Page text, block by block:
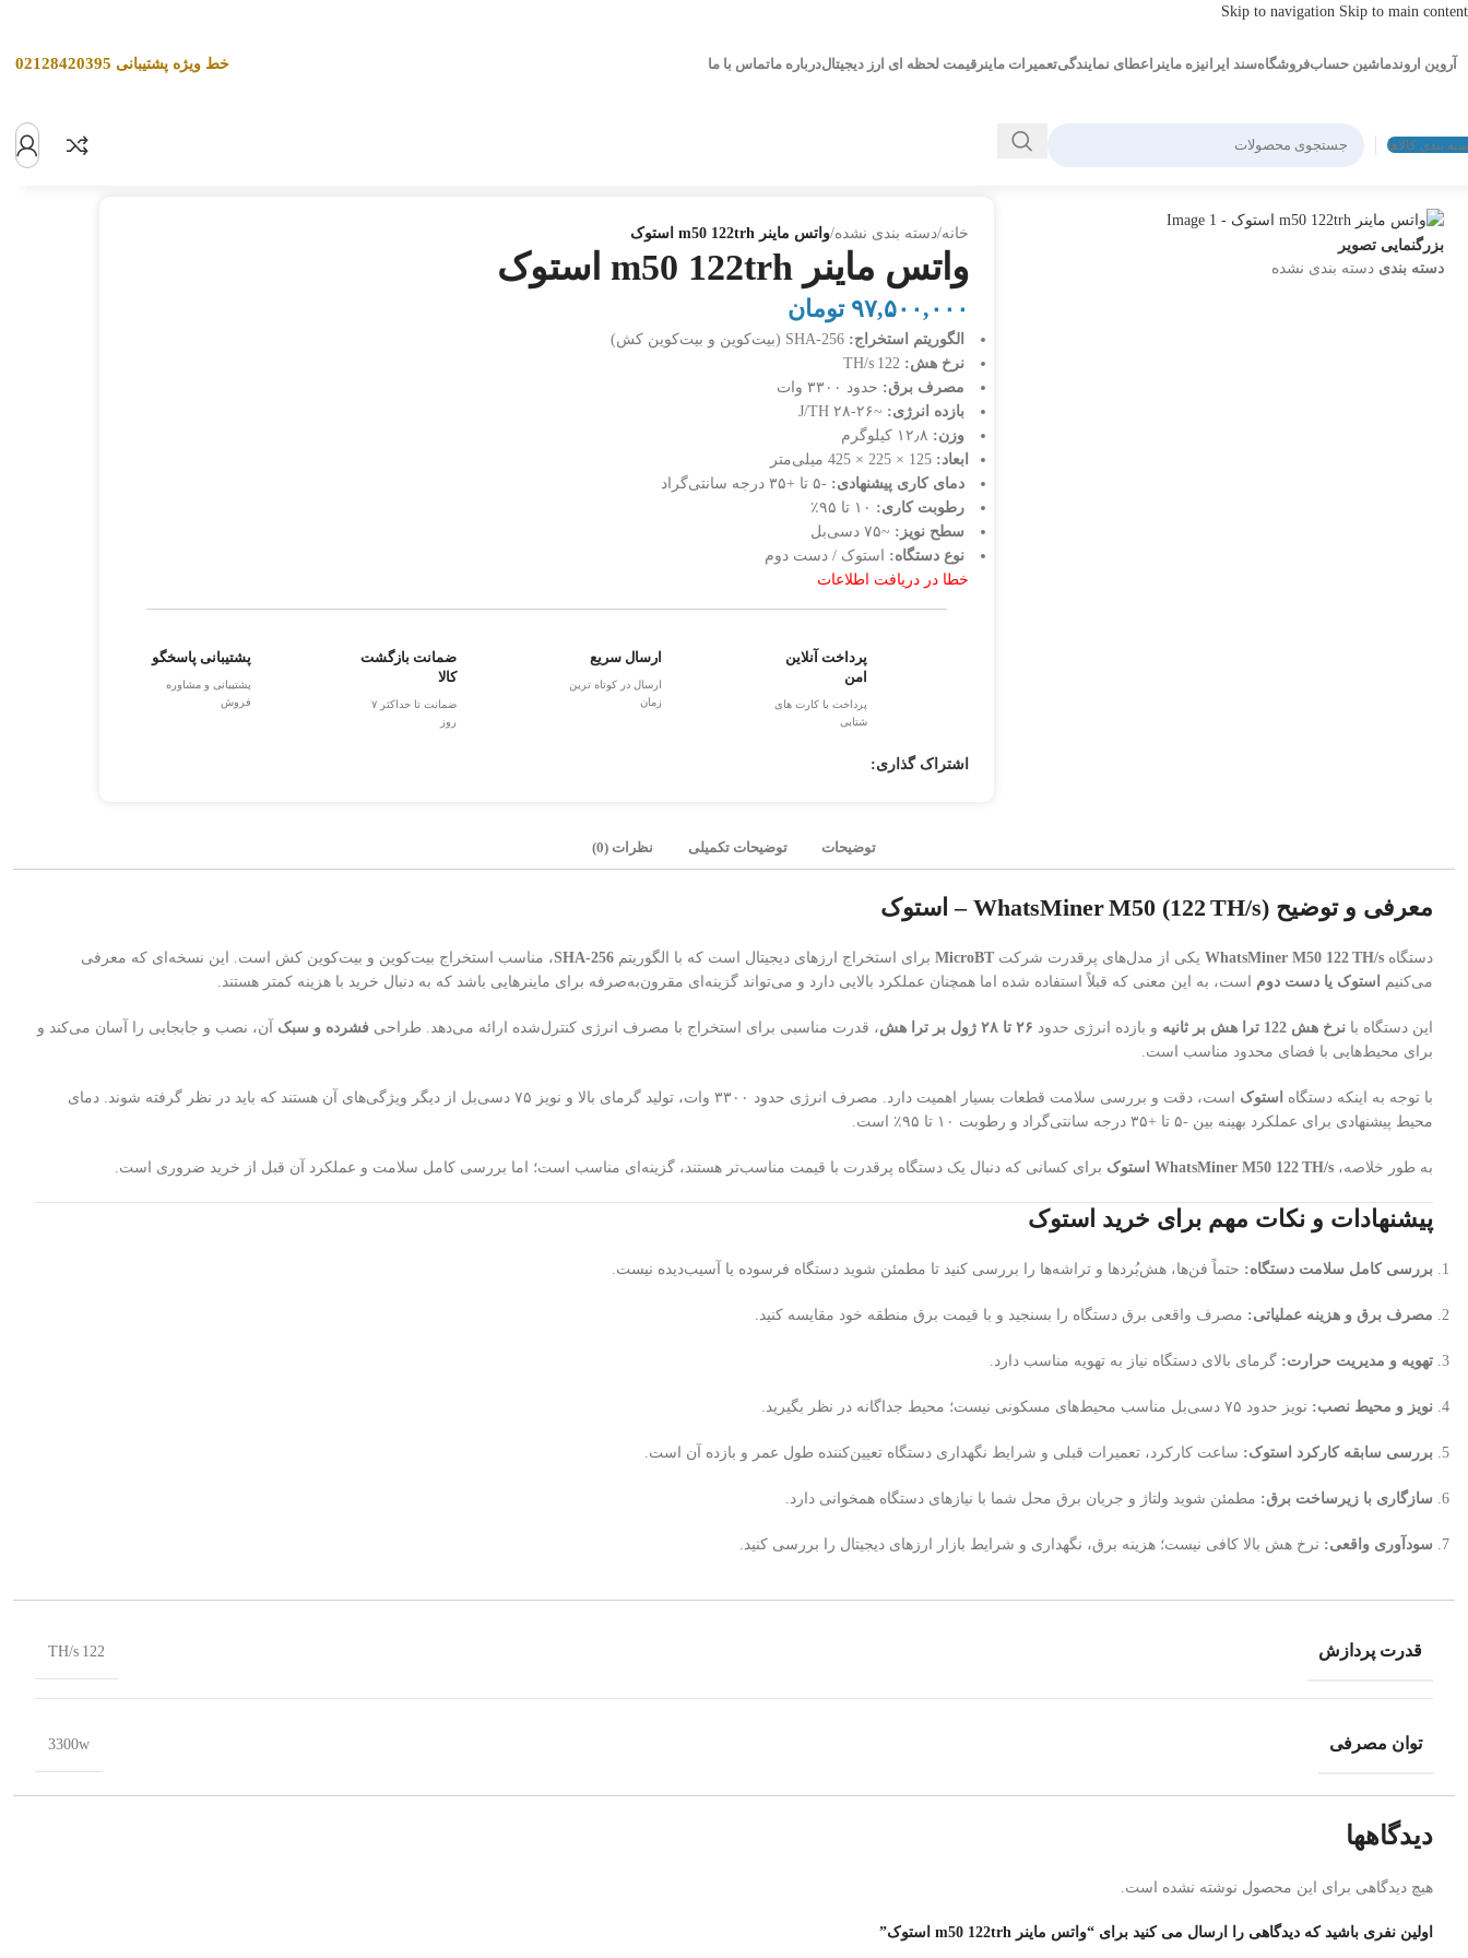
Skip to navigation Skip to main content
آروین اروندماشین حسابفروشگاهسند ایرانیزه ماینر اعطای نمایندگیتعمیرات ماینر قیمت لحظه ای ارز دیجیتالدرباره ماتماس با ما خط ویژه پشتیبانی 02128420395
بندی کالاها
بزرگنمایی تصویر
دسته بندی دسته بندی نشده
خانه/دسته بندی نشده/واتس ماینر m50 122trh استوک
واتس ماینر m50 122trh استوک
۹۷,۵۰۰,۰۰۰ تومان
الگوریتم استخراج: SHA‑256 (بیت‌کوین و بیت‌کوین کش)
نرخ هش: 122 TH/s
مصرف برق: حدود ۳۳۰۰ وات
بازده انرژی: ~۲۶‑۲۸ J/TH
وزن:
ابعاد: 125 × 225 × 425 میلی‌متر
دمای کاری پیشنهادی: ‑۵ تا +۳۵ درجه سانتی‌گراد
رطوبت کاری:
سطح نویز: ~۷۵ دسی‌بل
نوع دستگاه: استوک / دست دوم
خطا در دریافت اطلاعات
پرداخت آنلاین
امن
پرداخت با کارت های
شتابی
ارسال سریع
ارسال در کوتاه ترین
زمان
ضمانت بازگشت
کالا
ضمانت تا حداکثر ۷
روز
پشتیبانی پاسخگو
پشتیبانی و مشاوره
فروش
اشتراک گذاری:
توضیحات توضیحات تکمیلی نظرات (0)
معرفی و توضیح WhatsMiner M50 (122 TH/s) – استوک
دستگاه WhatsMiner M50 122 TH/s یکی از مدل‌های پرقدرت شرکت MicroBT برای استخراج ارزهای دیجیتال است که با الگوریتم SHA‑256، مناسب استخراج بیت‌کوین و بیت‌کوین کش است. این نسخه‌ای که معرفی
می‌کنیم
استوک یا دست دوم است، به این معنی که قبلاً استفاده شده اما همچنان عملکرد بالایی دارد و می‌تواند گزینه‌ای مقرون‌به‌صرفه برای ماینرهایی باشد که به دنبال خرید با هزینه کمتر هستند.
این دستگاه با نرخ هش 122 ترا هش بر ثانیه و بازده انرژی حدود ۲۶ تا ۲۸ ژول بر ترا هش ، قدرت مناسبی برای استخراج با مصرف انرژی کنترل‌شده ارائه می‌دهد. طراحی فشرده و سبک آن، نصب و جابجایی را آسان می‌کند و
برای محیط‌هایی با فضای محدود مناسب است.
با توجه به اینکه دستگاه استوک
است، دقت و بررسی سلامت قطعات بسیار اهمیت دارد. مصرف انرژی حدود ۳۳۰۰ وات، تولید گرمای بالا و نویز ۷۵ دسی‌بل از دیگر ویژگی‌های آن هستند که باید در نظر گرفته شوند. دمای
محیط پیشنهادی برای عملکرد بهینه بین ‑۵ تا +۳۵ درجه سانتی‌گراد و رطوبت ۱۰ تا ۹۵٪ است.
به طور خلاصه، WhatsMiner M50 122 TH/s استوک برای کسانی که دنبال یک دستگاه پرقدرت با قیمت مناسب‌تر هستند، گزینه‌ای مناسب است؛ اما بررسی کامل سلامت و عملکرد آن قبل از خرید ضروری است.
پیشنهادات و نکات مهم برای خرید استوک
بررسی کامل سلامت دستگاه: حتماً فن‌ها، هش‌بُردها و تراشه‌ها را بررسی کنید تا مطمئن شوید دستگاه فرسوده یا آسیب‌دیده نیست.
مصرف برق و هزینه عملیاتی: مصرف واقعی برق دستگاه را بسنجید و با قیمت برق منطقه خود مقایسه کنید.
تهویه و مدیریت حرارت: گرمای بالای دستگاه نیاز به تهویه مناسب دارد.
نویز و محیط نصب: نویز حدود ۷۵ دسی‌بل مناسب محیط‌های مسکونی نیست؛ محیط جداگانه در نظر بگیرید.
بررسی سابقه کارکرد استوک: ساعت کارکرد، تعمیرات قبلی و شرایط نگهداری دستگاه تعیین‌کننده طول عمر و بازده آن است.
سازگاری با زیرساخت برق: مطمئن شوید ولتاژ و جریان برق محل شما با نیازهای دستگاه همخوانی دارد.
سودآوری واقعی: نرخ هش بالا کافی نیست؛ هزینه برق، نگهداری و شرایط بازار ارزهای دیجیتال را بررسی کنید.
قدرت پردازش 122 TH/s
توان مصرفی 3300w
دیدگاهها
هیچ دیدگاهی برای این محصول نوشته نشده است.
اولین نفری باشید که دیدگاهی را ارسال می کنید برای “واتس ماینر m50 122trh استوک”